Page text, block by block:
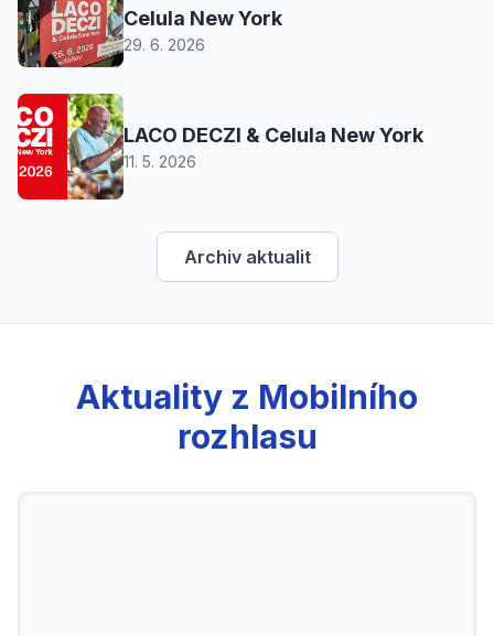
Celula New York
29. 6. 2026
LACO DECZI & Celula New York
11. 5. 2026
Archiv aktualit
Aktuality z Mobilního
rozhlasu